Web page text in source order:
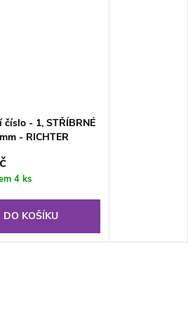
číslo - 1, STŘÍBRNÉ
- RICHTER
4 ks
DO KOŠÍKU